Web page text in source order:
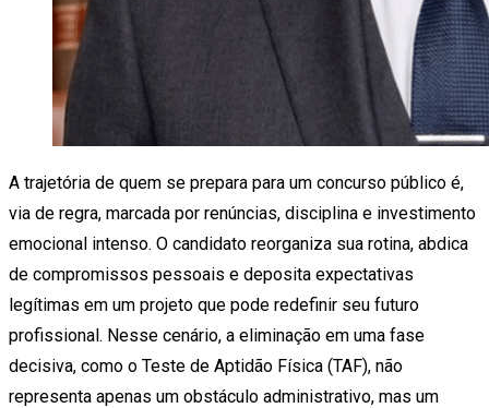
A trajetória de quem se prepara para um concurso público é,
via de regra, marcada por renúncias, disciplina e investimento
emocional intenso. O candidato reorganiza sua rotina, abdica
de compromissos pessoais e deposita expectativas
legítimas em um projeto que pode redefinir seu futuro
profissional. Nesse cenário, a eliminação em uma fase
decisiva, como o Teste de Aptidão Física (TAF), não
representa apenas um obstáculo administrativo, mas um